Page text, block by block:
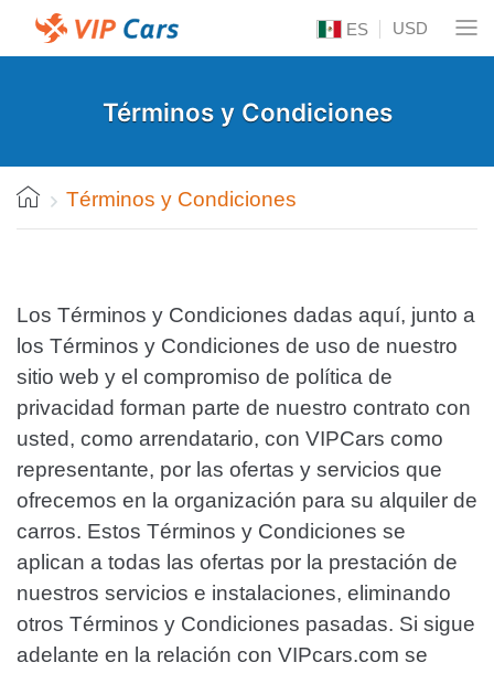
ES USD
Términos y Condiciones
Términos y Condiciones
Los Términos y Condiciones dadas aquí, junto a
los Términos y Condiciones de uso de nuestro
sitio web y el compromiso de política de
privacidad forman parte de nuestro contrato con
usted, como arrendatario, con VIPCars como
representante, por las ofertas y servicios que
ofrecemos en la organización para su alquiler de
carros. Estos Términos y Condiciones se
aplican a todas las ofertas por la prestación de
nuestros servicios e instalaciones, eliminando
otros Términos y Condiciones pasadas. Si sigue
adelante en la relación con VIPcars.com se